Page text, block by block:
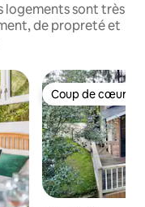
logements sont très
de propreté et
Coup de cœur
Coup de cœur